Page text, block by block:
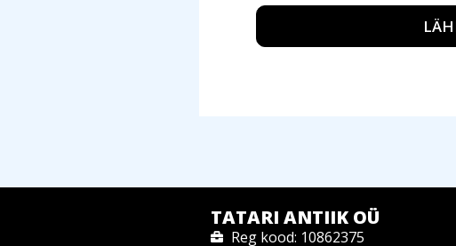
TATARI ANTIIK OÜ
Reg kood: 10862375